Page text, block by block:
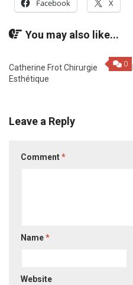
Facebook X
You may also like...
0
Catherine Frot Chirurgie
Esthétique
Leave a Reply
Comment*
Name*
Website